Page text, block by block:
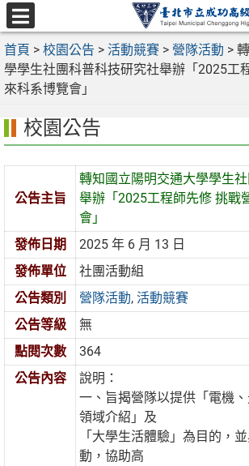
跳
至
主
要
內
選
單
首頁 > 校園公告 > 活動競賽 > 營隊活動 >
學學生社團科普科技研究社舉辦「2025工
來科系博覽會」
校園公告
公告主旨
轉知國立陽明交通大學學生
舉辦「2025工程師先修 挑戰
會」
發佈日期
2025 年 6 月 13 日
發佈單位
社團活動組
公告類別
營隊活動,活動競賽
公告等級
無
點閱次數
364
公告內容
說明：
一、旨揭營隊以提供「電機
領域介紹」及
「大學生活體驗」為目的，
動，協助高